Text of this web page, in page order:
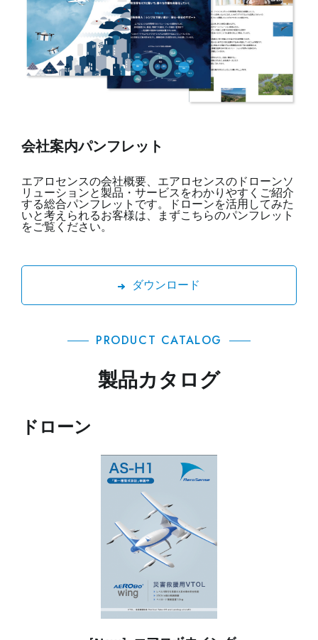
会社案内パンフレット
エアロセンスの会社概要、エアロセンスのドローンソ
リューションと製品・サービスをわかりやすくご紹介
する総合パンフレットです。ドローンを活用してみた
いと考えられるお客様は、まずこちらのパンフレット
をご覧ください。
ダウンロード
PRODUCT CATALOG
製品カタログ
ドローン